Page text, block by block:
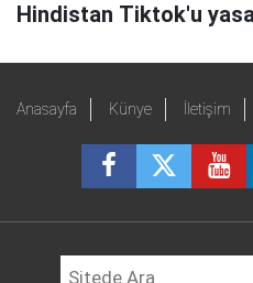
Hindistan Tiktok'u
Anasayfa Künye İletişim